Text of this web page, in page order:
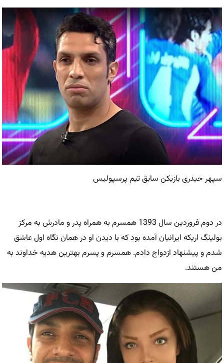
سپهر حیدری بازیکن سابق تیم پرسپولیس
در دوم فروردین سال 1393 همسرم به همراه پدر و مادرش به مرکز
بولینگ اریکه ایرانیان آمده بود که با دیدن او در همان نگاه اول عاشق
شدم و پیشنهاد ازدواج دادم. همسرم و پسرم بهترین هدیه خداوند به
من هستند.